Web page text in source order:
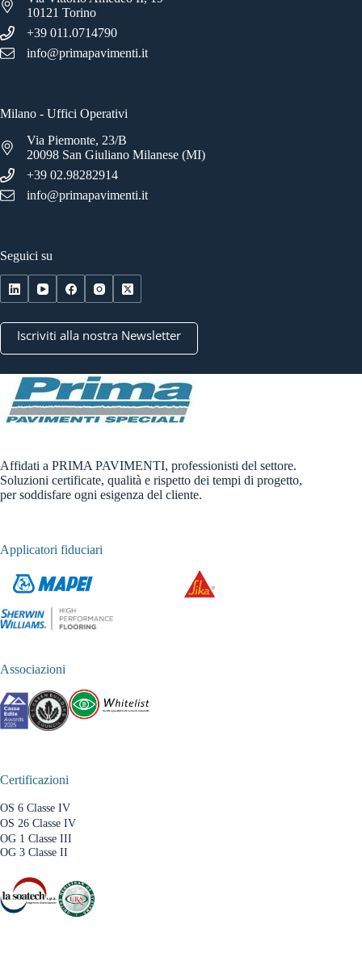
10121 Torino
+39 011.0714790
info@primapavimenti.it
Milano - Uffici Operativi
Via Piemonte, 23/B
20098 San Giuliano Milanese (MI)
+39 02.98282914
info@primapavimenti.it
Seguici su
Iscriviti alla nostra Newsletter
Affidati a PRIMA PAVIMENTI, professionisti del settore.
Soluzioni certificate, qualità e rispetto dei tempi di progetto,
per soddisfare ogni esigenza del cliente.
Applicatori fiduciari
Associazioni
Certificazioni
OS 6 Classe IV
OS 26 Classe IV
OG 1 Classe III
OG 3 Classe II